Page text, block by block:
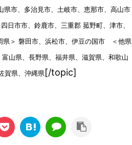
県市、多治見市、土岐市、恵那市、高山市
日市市、鈴鹿市、三重郡 菰野町、津市、
＞ 磐田市、浜松市、伊豆の国市 ＜他県
山県、長野県、福井県、滋賀県、和歌山
賀県、沖縄県[/topic]